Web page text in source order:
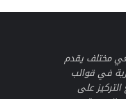
مختلف يقدم
في قوالب
على